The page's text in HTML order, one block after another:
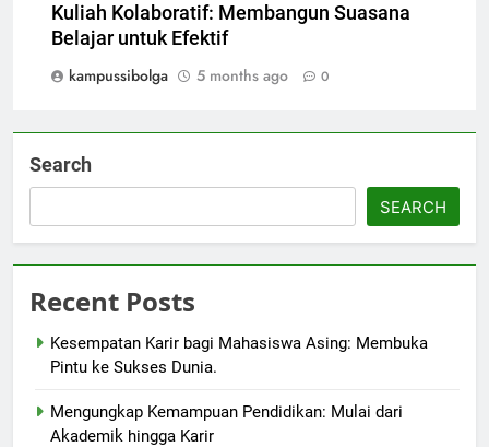
Kuliah Kolaboratif: Membangun Suasana
Belajar untuk Efektif
kampussibolga
5 months ago 0
Search
SEARCH
Recent Posts
Kesempatan Karir bagi Mahasiswa Asing: Membuka
Pintu ke Sukses Dunia.
Mengungkap Kemampuan Pendidikan: Mulai dari
Akademik hingga Karir